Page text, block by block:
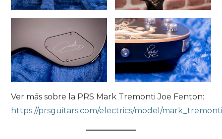
Ver más sobre la PRS Mark Tremonti Joe Fenton:
https://prsguitars.com/electrics/model/